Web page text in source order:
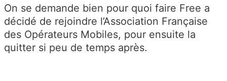
On se demande bien pour quoi faire Free a
décidé de rejoindre l’Association Française
des Opérateurs Mobiles, pour ensuite la
quitter si peu de temps après.